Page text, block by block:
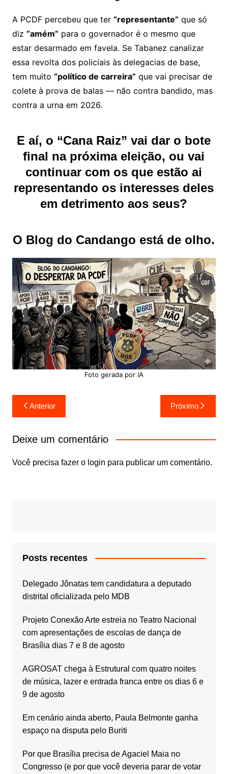
A PCDF percebeu que ter “representante” que só
diz “amém” para o governador é o mesmo que
estar desarmado em favela. Se Tabanez canalizar
essa revolta dos policiais às delegacias de base,
tem muito “político de carreira” que vai precisar de
colete à prova de balas — não contra bandido, mas
contra a urna em 2026.
E aí, o “Cana Raiz” vai dar o bote
final na próxima eleição, ou vai
continuar com os que estão ai
representando os interesses deles
em detrimento aos seus?
O Blog do Candango está de olho.
Foto gerada por IA
Navegação
de
Post
Anterior Próximo
Deixe um comentário
Você precisa fazer o login para publicar um comentário.
Posts recentes
Delegado Jônatas tem candidatura a deputado
distrital oficializada pelo MDB
Projeto Conexão Arte estreia no Teatro Nacional
com apresentações de escolas de dança de
Brasília dias 7 e 8 de agosto
AGROSAT chega à Estrutural com quatro noites
de música, lazer e entrada franca entre os dias 6 e
9 de agosto
Em cenário ainda aberto, Paula Belmonte ganha
espaço na disputa pelo Buriti
Por que Brasília precisa de Agaciel Maia no
Congresso (e por que você deveria parar de votar